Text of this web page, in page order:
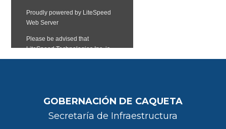
GOBERNACIÓN DE CAQUETA
Secretaría de Infraestructura